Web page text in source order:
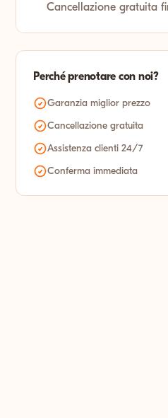
Cancellazione gratuita
Perché prenotare con noi?
Garanzia miglior prezzo
Cancellazione gratuita
Assistenza clienti 24/7
Conferma immediata